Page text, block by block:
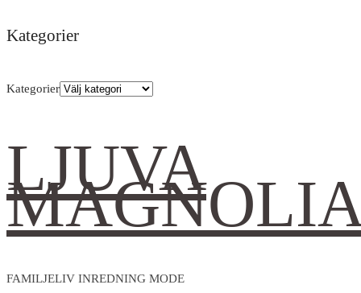
Kategorier
Kategorier
LJUVA
FAMILJELIV INREDNING MODE